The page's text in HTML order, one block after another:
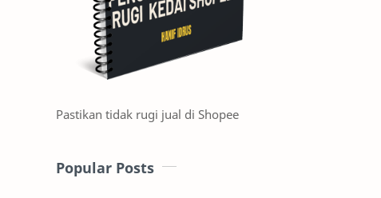
Pastikan tidak rugi jual di Shopee
Popular Posts